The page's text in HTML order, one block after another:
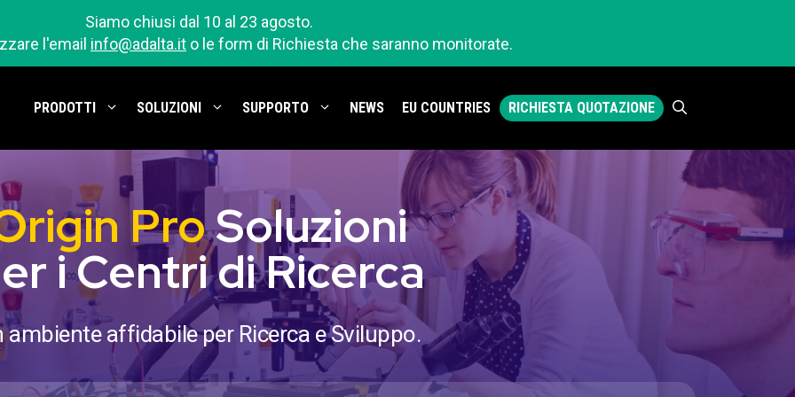
Siamo chiusi dal 10 al 23 agosto.
l'email info@adalta.it o le form di Richiesta che saranno monitorate.
PRODOTTI SOLUZIONI SUPPORTO NEWS EU COUNTRIES RICHIESTA QUOTAZIONE
ProSoluzioni
i Centri di Ricerca
ambiente affidabile per Ricerca e Sviluppo.